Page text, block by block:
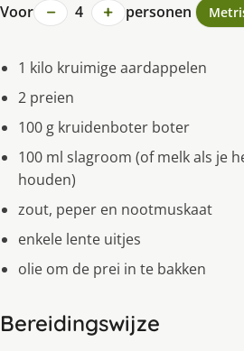
Voor − 4 + personen
1 kilo kruimige aardappelen
2 preien
100 g kruidenboter boter
100 ml slagroom (of melk als je
houden)
zout, peper en nootmuskaat
enkele lente uitjes
olie om de prei in te bakken
Bereidingswijze